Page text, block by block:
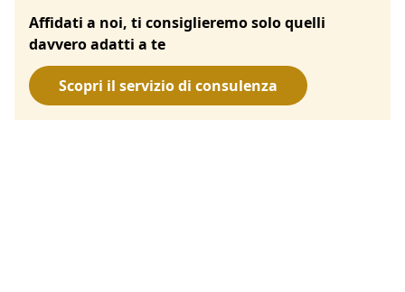
Affidati a noi, ti consiglieremo solo quelli
davvero adatti a te
Scopri il servizio di consulenza